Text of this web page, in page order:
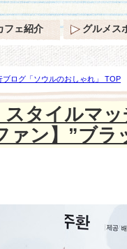
ログ「ソウルのおしゃれ」 TOP
ラックルック”対決！
スタイルマ
ァン】”ブラ
フェ紹介 グルメス